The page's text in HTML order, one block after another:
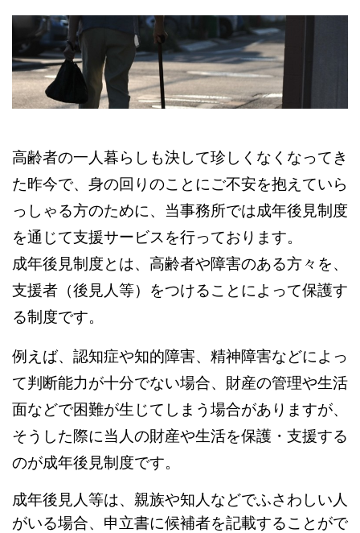
高齢者の一人暮らしも決して珍しくなくなってき
た昨今で、身の回りのことにご不安を抱えていら
っしゃる方のために、当事務所では成年後見制度
を通じて支援サービスを行っております。
成年後見制度とは、高齢者や障害のある方々を、
支援者（後見人等）をつけることによって保護す
る制度です。
例えば、認知症や知的障害、精神障害などによっ
て判断能力が十分でない場合、財産の管理や生活
面などで困難が生じてしまう場合がありますが、
そうした際に当人の財産や生活を保護・支援する
のが成年後見制度です。
成年後見人等は、親族や知人などでふさわしい人
がいる場合、申立書に候補者を記載することがで